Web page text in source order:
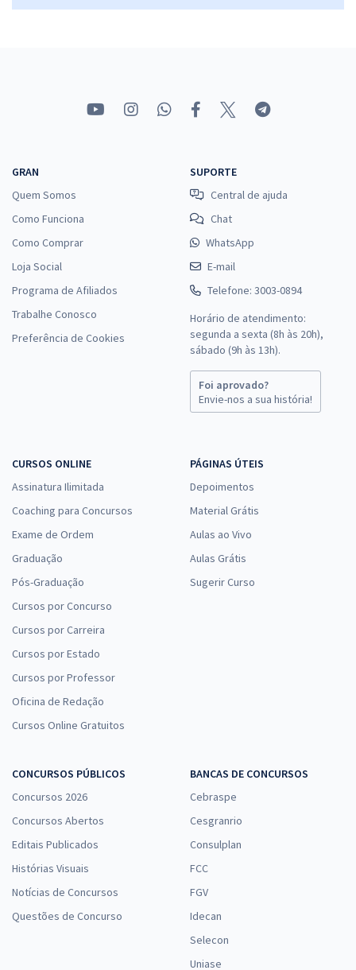
GRAN
Quem Somos
Como Funciona
Como Comprar
Loja Social
Programa de Afiliados
Trabalhe Conosco
Preferência de Cookies
SUPORTE
Central de ajuda
Chat
WhatsApp
E-mail
Telefone: 3003-0894
Horário de atendimento:
segunda a sexta (8h às 20h),
sábado (9h às 13h).
Foi aprovado?
Envie-nos a sua história!
CURSOS ONLINE
Assinatura Ilimitada
Coaching para Concursos
Exame de Ordem
Graduação
Pós-Graduação
Cursos por Concurso
Cursos por Carreira
Cursos por Estado
Cursos por Professor
Oficina de Redação
Cursos Online Gratuitos
PÁGINAS ÚTEIS
Depoimentos
Material Grátis
Aulas ao Vivo
Aulas Grátis
Sugerir Curso
CONCURSOS PÚBLICOS
Concursos 2026
Concursos Abertos
Editais Publicados
Histórias Visuais
Notícias de Concursos
Questões de Concurso
BANCAS DE CONCURSOS
Cebraspe
Cesgranrio
Consulplan
FCC
FGV
Idecan
Selecon
Uniase